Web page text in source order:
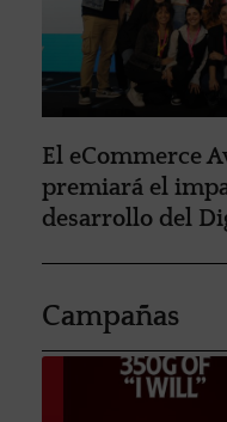
El eCommerce
premiará el
desarrollo del
Campañas